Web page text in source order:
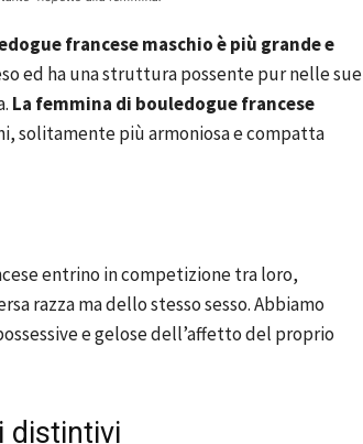
francese maschio è più grande e
ed ha una struttura possente pur nelle sue
La femmina di bouledogue francese
solitamente più armoniosa e compatta
entrino in competizione tra loro,
razza ma dello stesso sesso. Abbiamo
e gelose dell’affetto del proprio
distintivi